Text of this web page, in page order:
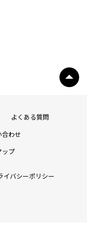
よくある質問
合わせ
ップ
イバシーポリシー